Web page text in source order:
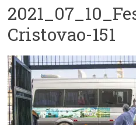
–
Luz
Arquidiocese
de
São
Paulo
–
Cristovao-151